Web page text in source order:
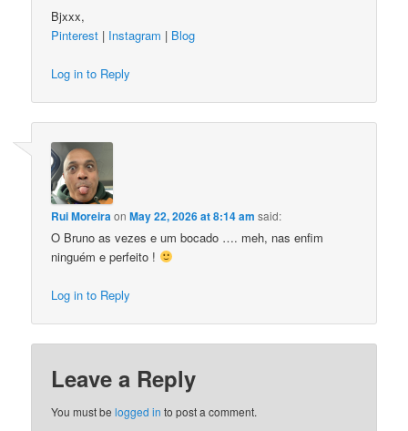
Bjxxx,
Pinterest | Instagram | Blog
Log in to Reply
Rui MoreiraonMay 22, 2026 at 8:14 am said:
O Bruno as vezes e um bocado …. meh, nas enfim
ninguém e perfeito !
Log in to Reply
Leave a Reply
You must belogged in to post a comment.